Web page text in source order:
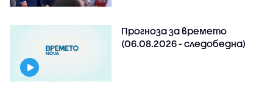
Прогноза за времето
(06.08.2026 - следобедна)